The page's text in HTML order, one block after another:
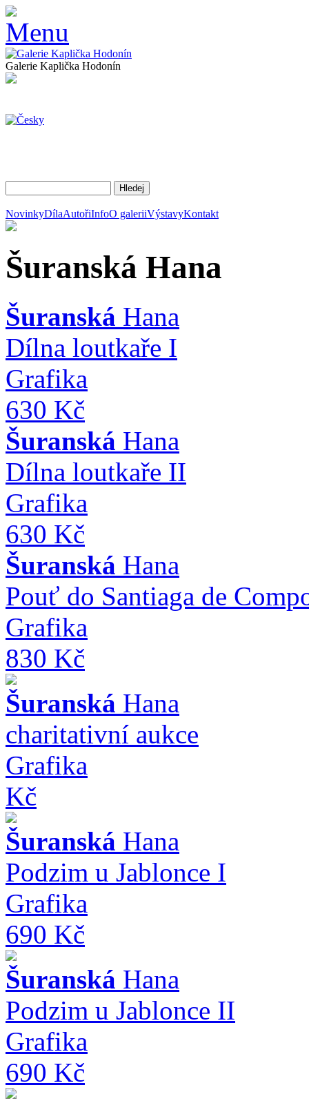
Galerie Kaplička Hodonín
NovinkyDílaAutořiInfoO galeriiVýstavyKontakt
Šuranská Hana
Šuranská Hana
Dílna loutkaře I
Grafika
630 Kč
Šuranská Hana
Dílna loutkaře II
Grafika
630 Kč
Šuranská Hana
Pouť do Santiaga de
Grafika
830 Kč
Šuranská Hana
charitativní aukce
Grafika
Kč
Šuranská Hana
Podzim u Jablonce I
Grafika
690 Kč
Šuranská Hana
Podzim u Jablonce II
Grafika
690 Kč